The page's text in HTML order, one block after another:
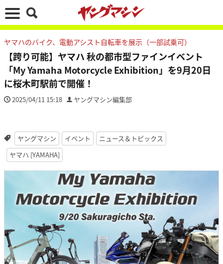
ヤマハのバイク、電動アシスト自転車を展示（一部試乗可）
【跨り可能】ヤマハ 秋の都市型ファインイベント
「My Yamaha Motorcycle Exhibition」を9月20日
に桜木町駅前で開催！
2025/04/11 15:18 ヤングマシン編集部
ヤングマシン イベント
ニュース＆トピックス
ヤマハ [YAMAHA]